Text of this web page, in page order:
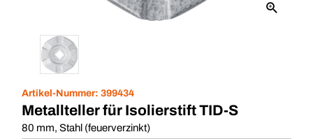
Artikel-Nummer: 399434
Metallteller für Isolierstift TID-S
80 mm, Stahl (feuerverzinkt)